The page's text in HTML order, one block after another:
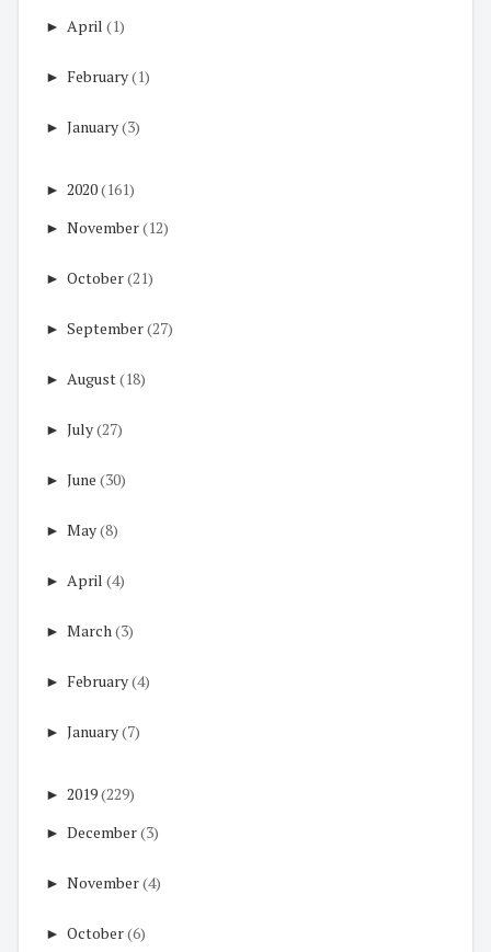
► April (1)
► February(1)
► January(3)
► 2020(161)
► November(12)
► October(21)
► September(27)
► August(18)
► July(27)
► June (30)
► May(8)
► April (4)
► March(3)
► February(4)
► January(7)
► 2019(229)
► December(3)
► November(4)
► October(6)